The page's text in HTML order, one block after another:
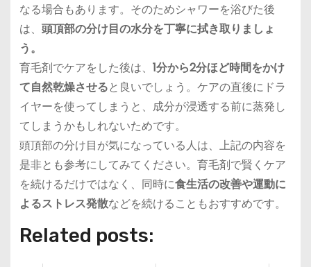
なる場合もあります。そのためシャワーを浴びた後
は、 頭頂部の分け目の水分を丁寧に拭き取りましょ
う。
育毛剤でケアをした後は、 1分から2分ほど時間をかけ
て自然乾燥させると良いでしょう。ケアの直後にドラ
イヤーを使ってしまうと、成分が浸透する前に蒸発し
てしまうかもしれないためです。
頭頂部の分け目が気になっている人は、上記の内容を
是非とも参考にしてみてください。育毛剤で賢くケア
を続けるだけではなく、同時に食生活の改善や運動に
よるストレス発散などを続けることもおすすめです。
Related posts: